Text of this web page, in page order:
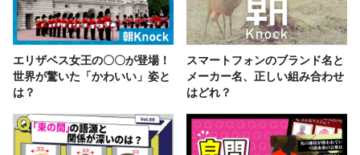
エリザベス女王の〇〇が登場！
世界が驚いた「かわいい」姿と
は？
スマートフォンのブランド名と
メーカー名、正しい組み合わせ
はどれ？